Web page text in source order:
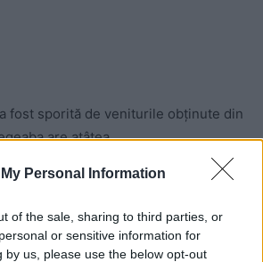
Personal Information
of the sale, sharing to third parties, or
or sensitive information for
by us, please use the below opt-out
fost sporită de veniturile obținute din
are atâtea
SRL Târgu Jiu.